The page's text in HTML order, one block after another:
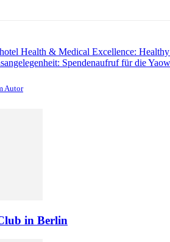
Health & Medical Excellence:
Spendenaufruf für die
Autor
in Berlin